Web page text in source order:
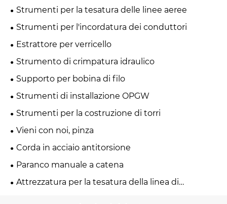
Strumenti per la tesatura delle linee aeree
Strumenti per l'incordatura dei conduttori
Estrattore per verricello
Strumento di crimpatura idraulico
Supporto per bobina di filo
Strumenti di installazione OPGW
Strumenti per la costruzione di torri
Vieni con noi, pinza
Corda in acciaio antitorsione
Paranco manuale a catena
Attrezzatura per la tesatura della linea di